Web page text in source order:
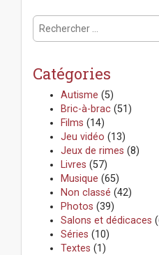
R
e
Catégories
Autisme (5)
Bric-à-brac (51)
Films (14)
Jeu vidéo (13)
Jeux de rimes (8)
Livres (57)
Musique (65)
Non classé (42)
Photos (39)
Salons et dédicaces
Séries (10)
Textes (1)